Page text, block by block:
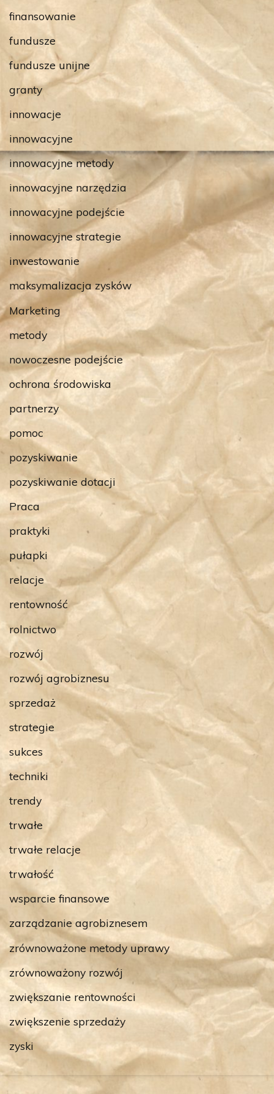
finansowanie
fundusze
fundusze unijne
granty
innowacje
innowacyjne
innowacyjne metody
innowacyjne narzędzia
innowacyjne podejście
innowacyjne strategie
inwestowanie
maksymalizacja zysków
Marketing
metody
nowoczesne podejście
ochrona środowiska
partnerzy
pomoc
pozyskiwanie
pozyskiwanie dotacji
Praca
praktyki
pułapki
relacje
rentowność
rolnictwo
rozwój
rozwój agrobiznesu
sprzedaż
strategie
sukces
techniki
trendy
trwałe
trwałe relacje
trwałość
wsparcie finansowe
zarządzanie agrobiznesem
zrównoważone metody uprawy
zrównoważony rozwój
zwiększanie rentowności
zwiększenie sprzedaży
zyski